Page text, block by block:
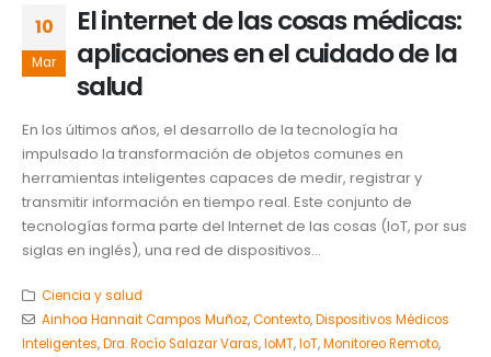
10
Mar
El internet de las cosas médicas:
aplicaciones en el cuidado de la
salud
En los últimos años, el desarrollo de la tecnología ha
impulsado la transformación de objetos comunes en
herramientas inteligentes capaces de medir, registrar y
transmitir información en tiempo real. Este conjunto de
tecnologías forma parte del Internet de las cosas (IoT, por sus
siglas en inglés), una red de dispositivos...
Ciencia y salud
Ainhoa Hannait Campos Muñoz,Contexto,Dispositivos Médicos
Inteligentes,Dra. Rocío Salazar Varas,IoMT,IoT,Monitoreo Remoto,